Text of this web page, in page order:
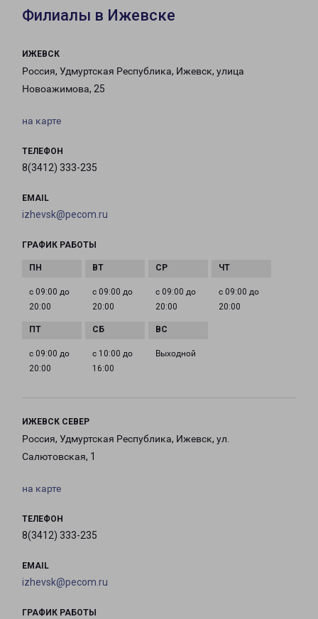
Филиалы в Ижевске
ИЖЕВСК
Россия, Удмуртская Республика, Ижевск, улица
Новоажимова, 25
на карте
ТЕЛЕФОН
8(3412) 333-235
EMAIL
izhevsk@pecom.ru
ГРАФИК РАБОТЫ
с 09:00 до
20:00
с 09:00 до
20:00
с 09:00 до
20:00
с 09:00 до
20:00
с 09:00 до
20:00
с 10:00 до
16:00
Выходной
ИЖЕВСК СЕВЕР
Россия, Удмуртская Республика, Ижевск, ул.
Салютовская, 1
на карте
ТЕЛЕФОН
8(3412) 333-235
EMAIL
izhevsk@pecom.ru
ГРАФИК РАБОТЫ